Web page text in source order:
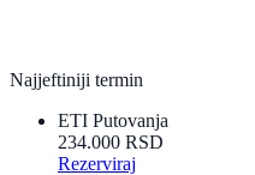
Najjeftiniji termin
ETI Putovanja
234.000 RSD
Rezerviraj